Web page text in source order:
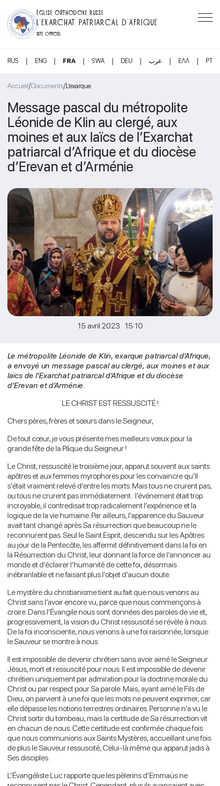
ÉGLISE ORTHODOXE RUSSE
L’EXARCHAT PATRIARCAL D’AFRIQUE
SITE OFFICIEL
RUS | ENG | FRA | SWA | DEU | عرب | ΕΛΛ | PT
Accueil/Documents/L’exarque
Message pascal du métropolite
Léonide de Klin au clergé, aux
moines et aux laïcs de l’Exarchat
patriarcal d’Afrique et du diocèse
d’Erevan et d’Arménie
15 avril 2023 15:10
Le métropolite Léonide de Klin, exarque patriarcal d’Afrique,
a envoyé un message pascal au clergé, aux moines et aux
laïcs de l’Exarchat patriarcal d’Afrique et du diocèse
d’Erevan et d’Arménie.
LE CHRIST EST RESSUSCITÉ !
Chers pères, frères et sœurs dans le Seigneur,
De tout cœur, je vous présente mes meilleurs vœux pour la
grande fête de la Pâque du Seigneur !
Le Christ, ressuscité le troisième jour, apparut souvent aux saints
apôtres et aux femmes myrophores pour les convaincre qu’Il
s’était vraiment relevé d’entre les morts. Mais tous ne crurent pas,
ou tous ne crurent pas immédiatement : l’événement était trop
incroyable, il contredisait trop radicalement l’expérience et la
logique de la vie humaine. Par ailleurs, l’apparence du Sauveur
avait tant changé après Sa résurrection que beaucoup ne le
reconnurent pas. Seul le Saint Esprit, descendu sur les Apôtres
au jour de la Pentecôte, les affermit définitivement dans la foi en
la Résurrection du Christ, leur donnant la force de l’annoncer au
monde et d’éclairer l’humanité de cette foi, désormais
inébranlable et ne faisant plus l’objet d’aucun doute.
Le mystère du christianisme tient au fait que nous venons au
Christ sans l’avoir encore vu, parce que nous commençons à
croire. Dans l’Évangile nous sont données des paroles de vie et,
progressivement, la vision du Christ ressuscité se révèle à nous.
De la foi inconsciente, nous venons à une foi raisonnée, lorsque
le Sauveur se montre à nous.
Il est impossible de devenir chrétien sans avoir aimé le Seigneur
Jésus, mort et ressuscité pour nous. Il est impossible de devenir
chrétien uniquement par admiration pour la doctrine morale du
Christ ou par respect pour Sa parole. Mais, ayant aimé le Fils de
Dieu, on parvient à une foi que les mots ne peuvent exprimer, car
elle dépasse les notions terrestres ordinaires. Personne n’a vu le
Christ sortir du tombeau, mais la certitude de Sa résurrection vit
en chacun de nous. Cette certitude est confirmée chaque fois
que nous communions aux Saints Mystères, accueillant une fois
de plus le Sauveur ressuscité, Celui-là même qui apparut jadis à
Ses disciples.
L’Évangéliste Luc rapporte que les pèlerins d’Emmaüs ne